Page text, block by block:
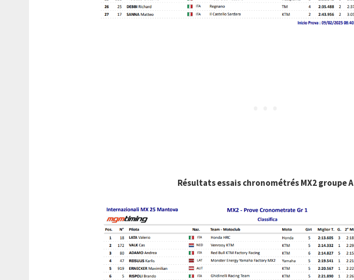
Résultats essais chronométrés MX2 groupe A